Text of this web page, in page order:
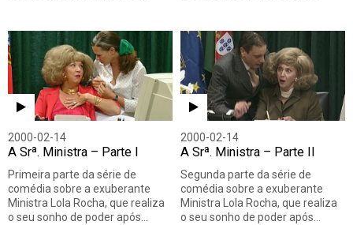
2000-02-14
A Srª. Ministra – Parte I
Primeira parte da série de
comédia sobre a exuberante
Ministra Lola Rocha, que realiza
o seu sonho de poder após…
2000-02-14
A Srª. Ministra – Parte II
Segunda parte da série de
comédia sobre a exuberante
Ministra Lola Rocha, que realiza
o seu sonho de poder após…